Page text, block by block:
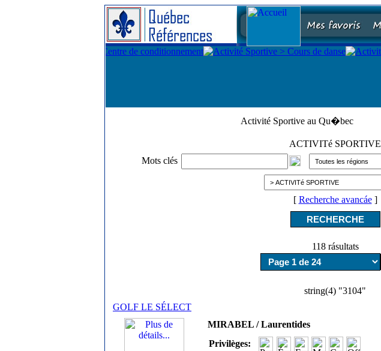
Activité Sportive au Qu�bec
ACTIVITé SPORTIVE
Mots clés
[ Recherche avancáe]
118 rásultats
string(4) "3104"
GOLF LE SÉLECT
MIRABEL / Laurentides
Privilèges: